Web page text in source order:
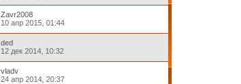
Zavr2008
10 апр 2015, 01:44
ded
12 дек 2014, 10:32
vladv
24 апр 2014, 20:37